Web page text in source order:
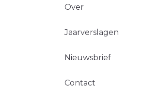
Over
Jaarverslagen
Nieuwsbrief
Contact